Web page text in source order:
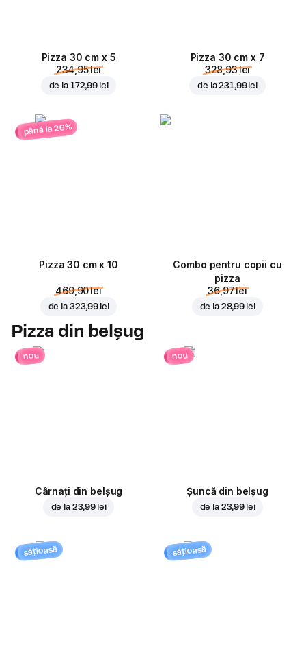
Pizza 30 cm x 5
234,95 lei
de la 172,99 lei
Pizza 30 cm x 7
328,93 lei
de la231,99 lei
până la 26%
Pizza 30 cm x 10
469,90 lei
de la 323,99 lei
Combo pentru copii cu
pizza
36,97 lei
de la 28,99 lei
Pizza din belșug
nou
Cârnați din belșug
de la 23,99 lei
nou
Șuncă din belșug
de la 23,99 lei
sățioasă sățioasă